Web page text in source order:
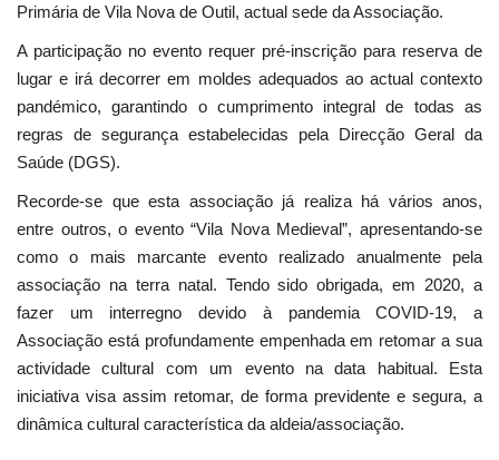
Primária de Vila Nova de Outil, actual sede da Associação.
A participação no evento requer pré-inscrição para reserva de
lugar e irá decorrer em moldes adequados ao actual contexto
pandémico, garantindo o cumprimento integral de todas as
regras de segurança estabelecidas pela Direcção Geral da
Saúde (DGS).
Recorde-se que esta associação já realiza há vários anos,
entre outros, o evento “Vila Nova Medieval”, apresentando-se
como o mais marcante evento realizado anualmente pela
associação na terra natal. Tendo sido obrigada, em 2020, a
fazer um interregno devido à pandemia COVID-19, a
Associação está profundamente empenhada em retomar a sua
actividade cultural com um evento na data habitual. Esta
iniciativa visa assim retomar, de forma previdente e segura, a
dinâmica cultural característica da aldeia/associação.